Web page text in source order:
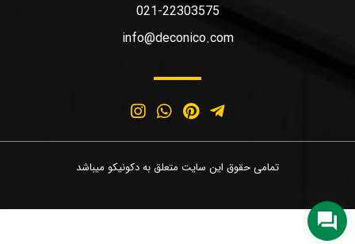
021-22303575
info@deconico.com
تمامی حقوق این سایت متعلق به دکونیکو میباشد